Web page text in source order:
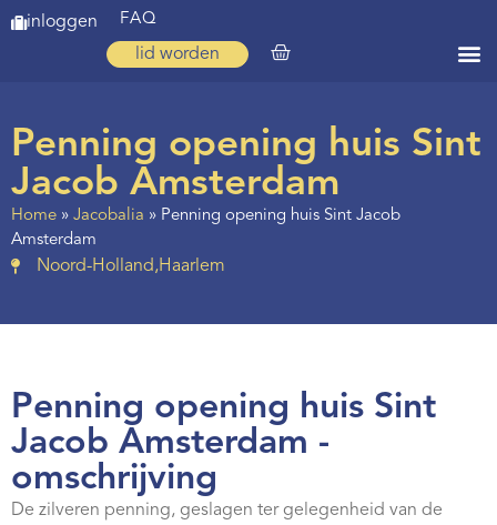
inloggen FAQ
lid worden
Zoeken
Over ons
Op weg
Nieuws
Agenda
Webshop
Penning opening huis Sint
Jacob Amsterdam
Home » Jacobalia » Penning opening huis Sint Jacob
Amsterdam
Noord-Holland,Haarlem
Penning opening huis Sint
Jacob Amsterdam -
omschrijving
De zilveren penning, geslagen ter gelegenheid van de